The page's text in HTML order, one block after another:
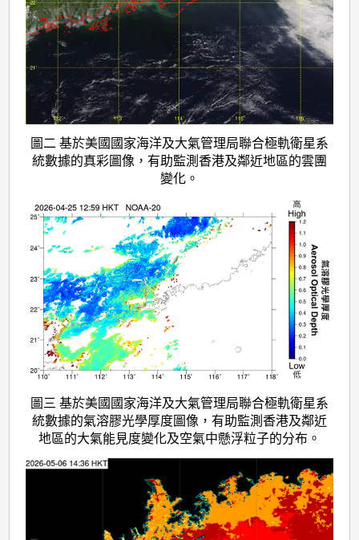
圖二 基於美國國家海洋及大氣管理局聯合極軌衛星系
統數據的真彩圖像，有助監測香港及鄰近地區的雲團
變化。
圖三 基於美國國家海洋及大氣管理局聯合極軌衛星系
統數據的氣溶膠光學厚度圖像，有助監測香港及鄰近
地區的大氣能見度變化及空氣中懸浮粒子的分布。